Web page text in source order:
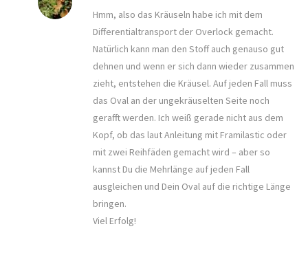
Hmm, also das Kräuseln habe ich mit dem
Differentialtransport der Overlock gemacht.
Natürlich kann man den Stoff auch genauso gut
dehnen und wenn er sich dann wieder zusammen
zieht, entstehen die Kräusel. Auf jeden Fall muss
das Oval an der ungekräuselten Seite noch
gerafft werden. Ich weiß gerade nicht aus dem
Kopf, ob das laut Anleitung mit Framilastic oder
mit zwei Reihfäden gemacht wird – aber so
kannst Du die Mehrlänge auf jeden Fall
ausgleichen und Dein Oval auf die richtige Länge
bringen.
Viel Erfolg!